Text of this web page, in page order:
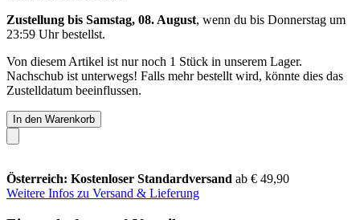
Zustellung bis Samstag, 08. August, wenn du bis Donnerstag um
23:59 Uhrbestellst.
Von diesem Artikel ist nur noch 1 Stück in unserem Lager.
Nachschub ist unterwegs! Falls mehr bestellt wird, könnte dies das
Zustelldatum beeinflussen.
In den Warenkorb
Österreich: Kostenloser Standardversand ab € 49,90
Weitere Infos zu Versand & Lieferung